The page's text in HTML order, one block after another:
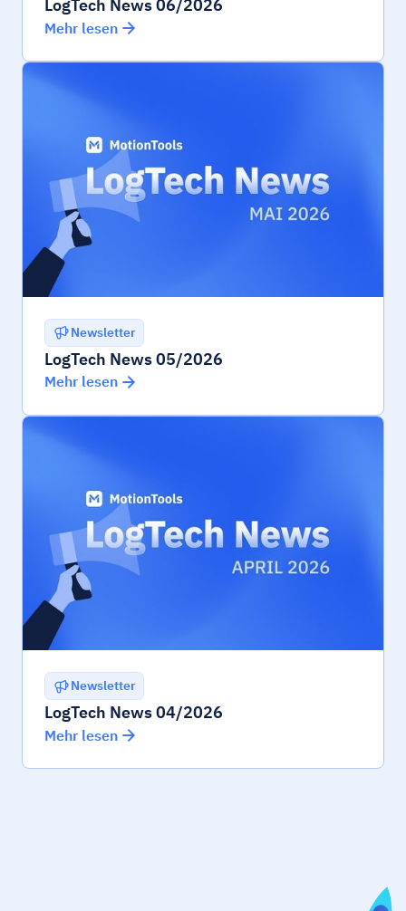
LogTech News 06/2026
Mehr lesen
Newsletter
LogTech News 05/2026
Mehr lesen
Newsletter
LogTech News 04/2026
Mehr lesen